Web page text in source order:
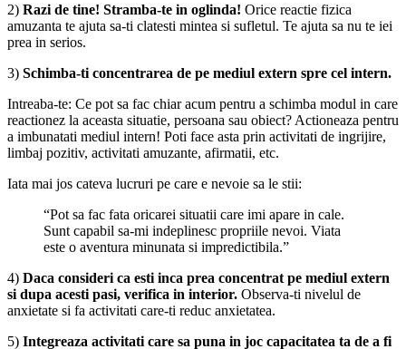
2) Razi de tine! Stramba-te in oglinda! Orice reactie fizica
amuzanta te ajuta sa-ti clatesti mintea si sufletul. Te ajuta sa nu te iei
prea in serios.
3) Schimba-ti concentrarea de pe mediul extern spre cel intern.
Intreaba-te: Ce pot sa fac chiar acum pentru a schimba modul in care
reactionez la aceasta situatie, persoana sau obiect? Actioneaza pentru
a imbunatati mediul intern! Poti face asta prin activitati de ingrijire,
limbaj pozitiv, activitati amuzante, afirmatii, etc.
Iata mai jos cateva lucruri pe care e nevoie sa le stii:
“Pot sa fac fata oricarei situatii care imi apare in cale.
Sunt capabil sa-mi indeplinesc propriile nevoi. Viata
este o aventura minunata si impredictibila.”
4) Daca consideri ca esti inca prea concentrat pe mediul extern
si dupa acesti pasi, verifica in interior. Observa-ti nivelul de
anxietate si fa activitati care-ti reduc anxietatea.
5) Integreaza activitati care sa puna in joc capacitatea ta de a fi